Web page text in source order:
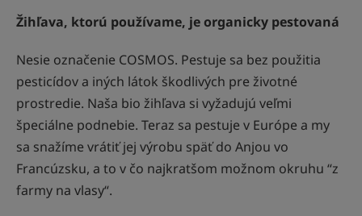
Žihľava, ktorú používame, je organicky pestovaná
Nesie označenie COSMOS. Pestuje sa bez použitia
pesticídov a iných látok škodlivých pre životné
prostredie. Naša bio žihľava si vyžadujú veľmi
špeciálne podnebie. Teraz sa pestuje v Európe a my
sa snažíme vrátiť jej výrobu späť do Anjou vo
Francúzsku, a to v čo najkratšom možnom okruhu “z
farmy na vlasy“.